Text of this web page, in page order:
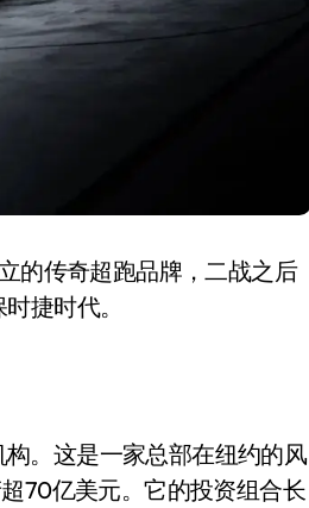
的传奇超跑品牌，二战之后
捷时代。
。这是一家总部在纽约的风
70亿美元。它的投资组合长